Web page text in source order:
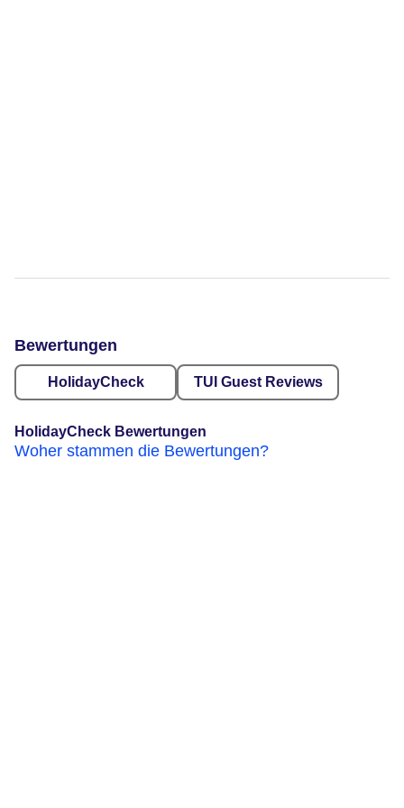
Bewertungen
HolidayCheck TUI Guest Reviews
HolidayCheck Bewertungen
Woher stammen die Bewertungen?